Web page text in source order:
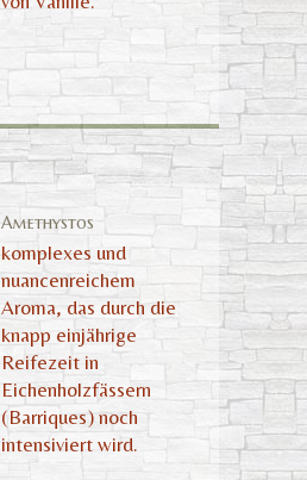
Amethystos
komplexes und
nuancenreichem
Aroma, das durch die
knapp einjährige
Reifezeit in
Eichenholzfässern
(Barriques) noch
intensiviert wird.